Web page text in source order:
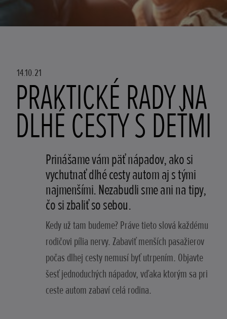
14.10.21
PRAKTICKÉ RADY NA
DLHÉ CESTY S DEŤMI
Prinášame vám päť nápadov, ako si
vychutnať dlhé cesty autom aj s tými
najmenšími. Nezabudli sme ani na tipy,
čo si zbaliť so sebou.
Kedy už tam budeme? Práve tieto slová každému
rodičovi pília nervy. Zabaviť menších pasažierov
počas dlhej cesty nemusí byť utrpením. Objavte
šesť jednoduchých nápadov, vďaka ktorým sa pri
ceste autom zabaví celá rodina.